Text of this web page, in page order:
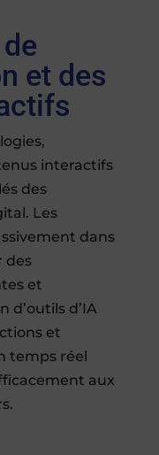
et des
interactifs
des
Les
dans
des
et
d’outils d’IA
et
temps réel
aux